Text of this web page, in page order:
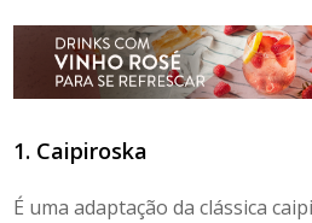
1. Caipiroska
É uma adaptação da clássica